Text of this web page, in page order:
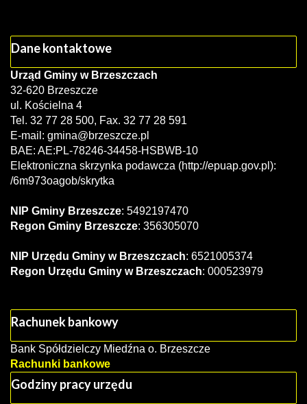
Dane kontaktowe
Urząd Gminy w Brzeszczach
32-620 Brzeszcze
ul. Kościelna 4
Tel. 32 77 28 500, Fax. 32 77 28 591
E-mail: gmina@brzeszcze.pl
BAE: AE:PL-78246-34458-HSBWB-10
Elektroniczna skrzynka podawcza (http://epuap.gov.pl):
/6m973oagob/skrytka
NIP Gminy Brzeszcze: 5492197470
Regon Gminy Brzeszcze: 356305070
NIP Urzędu Gminy w Brzeszczach: 6521005374
Regon Urzędu Gminy w Brzeszczach: 000523979
Rachunek bankowy
Bank Spółdzielczy Miedźna o. Brzeszcze
Rachunki bankowe
Godziny pracy urzędu